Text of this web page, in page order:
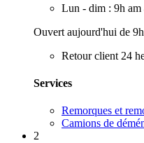
Lun - dim : 9h am
Ouvert aujourd'hui de
Retour client 24
Services
Remorques et
Camions de
2